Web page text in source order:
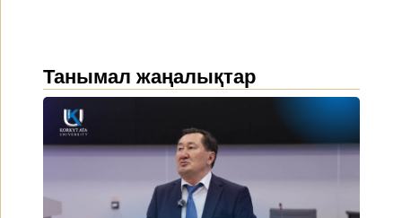
Танымал жаңалықтар